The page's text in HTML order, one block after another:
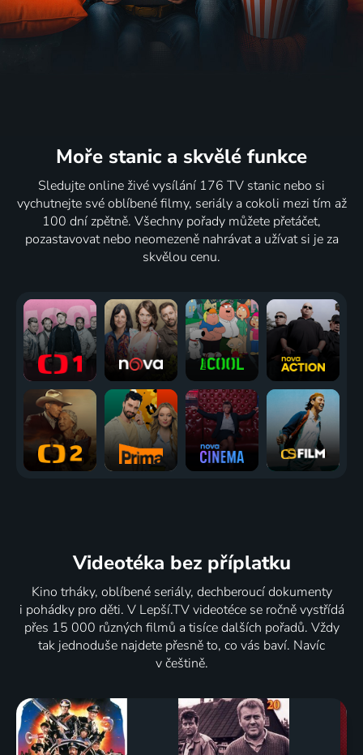
Moře stanic a skvělé funkce
Sledujte online živé vysílání 176 TV stanic nebo si
vychutnejte své oblíbené filmy, seriály a cokoli mezi tím až
100 dní zpětně. Všechny pořady můžete přetáčet,
pozastavovat nebo neomezeně nahrávat a užívat si je za
skvělou cenu.
Videotéka bez příplatku
Kino trháky, oblíbené seriály, dechberoucí dokumenty
i pohádky pro děti. V Lepší.TV videotéce se ročně vystřídá
přes 15 000 různých filmů a tisíce dalších pořadů. Vždy
tak jednoduše najdete přesně to, co vás baví. Navíc
v češtině.